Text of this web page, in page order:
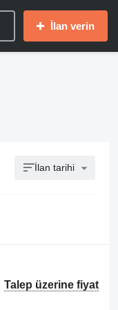
İlan verin
İlan tarihi
Talep üzerine fiyat